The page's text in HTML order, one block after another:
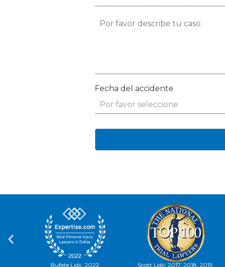
Fecha del accidente
Bufete Lidji, 2022
Scott Lidji: 2017, 2018, 2019,